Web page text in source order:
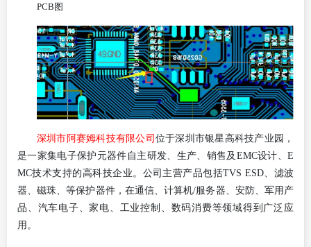
PCB图
深圳市阿赛姆科技有限公司 位于深圳市银星高科技产业园，
是一家集电子保护元器件自主研发、生产、销售及 EMC设计、E
MC技术支持的高科技企业。公司主营产品包括TVS ESD、滤波
器、磁珠、等保护器件，在通信、计算机/服务器、安防、军用产
品、汽车电子、家电、工业控制、数码消费等领域得到广泛应
用。